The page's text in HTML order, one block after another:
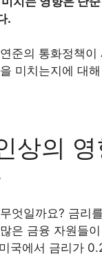
.
준의 통화정책이
미치는지에 대
상의
엇일까요? 금리
은 금융 자원들
국에서 금리가